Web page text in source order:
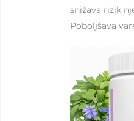
snižava rizik
Poboljšava